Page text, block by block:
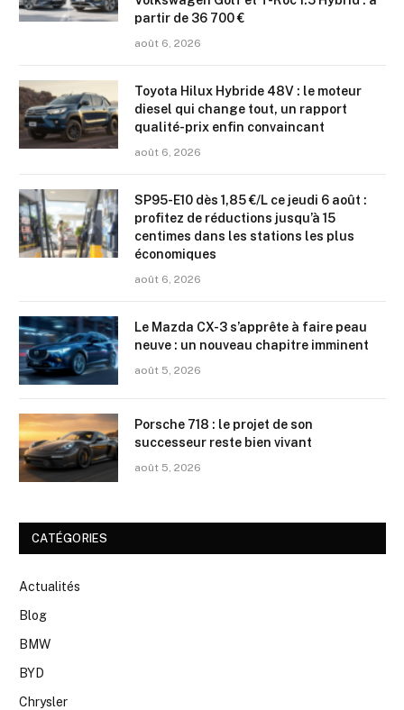
partir de 36 700 €
août 6, 2026
Toyota Hilux Hybride 48V : le moteur
diesel qui change tout, un rapport
qualité-prix enfin convaincant
août 6, 2026
SP95-E10 dès 1,85 €/L ce jeudi 6 août :
profitez de réductions jusqu’à 15
centimes dans les stations les plus
économiques
août 6, 2026
Le Mazda CX-3 s’apprête à faire peau
neuve : un nouveau chapitre imminent
août 5, 2026
Porsche 718 : le projet de son
successeur reste bien vivant
août 5, 2026
CATÉGORIES
Actualités
Blog
BMW
BYD
Chrysler